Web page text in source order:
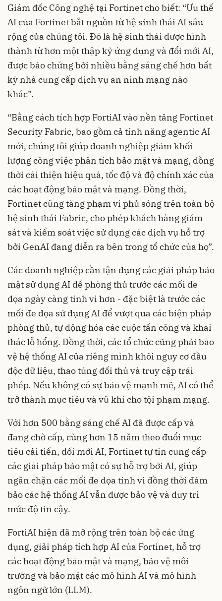
Giám đốc Công nghệ tại Fortinet cho biết: “Ưu thế
AI của Fortinet bắt nguồn từ hệ sinh thái AI sâu
rộng của chúng tôi. Đó là hệ sinh thái được hình
thành từ hơn một thập kỷ ứng dụng và đổi mới AI,
được bảo chứng bởi nhiều bằng sáng chế hơn bất
kỳ nhà cung cấp dịch vụ an ninh mạng nào
khác”.
“Bằng cách tích hợp FortiAI vào nền tảng Fortinet
Security Fabric, bao gồm cả tính năng agentic AI
mới, chúng tôi giúp doanh nghiệp giảm khối
lượng công việc phân tích bảo mật và mạng, đồng
thời cải thiện hiệu quả, tốc độ và độ chính xác của
các hoạt động bảo mật và mạng. Đồng thời,
Fortinet cũng tăng phạm vi phủ sóng trên toàn bộ
hệ sinh thái Fabric, cho phép khách hàng giám
sát và kiểm soát việc sử dụng các dịch vụ hỗ trợ
bởi GenAI đang diễn ra bên trong tổ chức của họ”.
Các doanh nghiệp cần tận dụng các giải pháp bảo
mật sử dụng AI để phòng thủ trước các mối đe
dọa ngày càng tinh vi hơn - đặc biệt là trước các
mối đe dọa sử dụng AI để vượt qua các biện pháp
phòng thủ, tự động hóa các cuộc tấn công và khai
thác lỗ hổng. Đồng thời, các tổ chức cũng phải bảo
vệ hệ thống AI của riêng mình khỏi nguy cơ đầu
độc dữ liệu, thao túng đối thủ và truy cập trái
phép. Nếu không có sự bảo vệ mạnh mẽ, AI có thể
trở thành mục tiêu và vũ khí cho tội phạm mạng.
Với hơn 500 bằng sáng chế AI đã được cấp và
đang chờ cấp, cùng hơn 15 năm theo đuổi mục
tiêu cải tiến, đổi mới AI, Fortinet tự tin cung cấp
các giải pháp bảo mật có sự hỗ trợ bởi AI, giúp
ngăn chặn các mối đe dọa tinh vi đồng thời đảm
bảo các hệ thống AI vẫn được bảo vệ và duy trì
mức độ tin cậy.
FortiAI hiện đã mở rộng trên toàn bộ các ứng
dụng, giải pháp tích hợp AI của Fortinet, hỗ trợ
các hoạt động bảo mật và mạng, bảo vệ môi
trường và bảo mật các mô hình AI và mô hình
ngôn ngữ lớn (LLM).